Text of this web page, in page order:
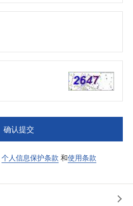
确认提交
个人信息保护条款 和使用条款